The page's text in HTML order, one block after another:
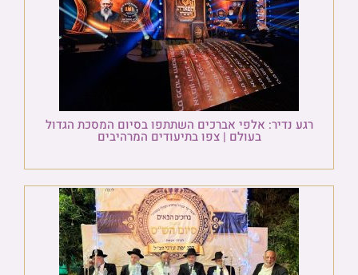
רגע נדיר: אלפי אברכים השתתפו בסיום המסכת הגדול
בעולם | צפו בתיעודים המרהיבים